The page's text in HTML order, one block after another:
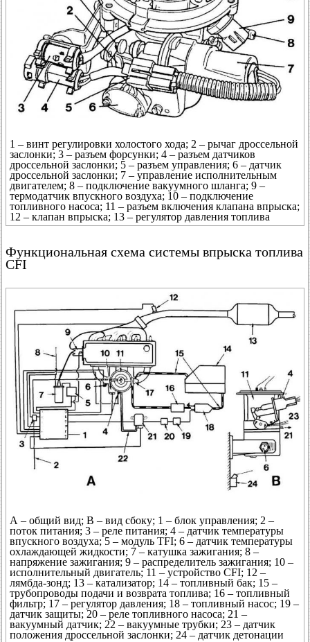
1 – винт регулировки холостого хода; 2 – рычаг дроссельной
заслонки; 3 – разъем форсунки; 4 – разъем датчиков
дроссельной заслонки; 5 – разъем управления; 6 – датчик
дроссельной заслонки; 7 – управление исполнительным
двигателем; 8 – подключение вакуумного шланга; 9 –
термодатчик впускного воздуха; 10 – подключение
топливного насоса; 11 – разъем включения клапана впрыска;
12 – клапан впрыска; 13 – регулятор давления топлива
Функциональная схема системы впрыска топлива
CFI
А – общий вид; В – вид сбоку; 1 – блок управления; 2 –
поток питания; 3 – реле питания; 4 – датчик температуры
впускного воздуха; 5 – модуль TFI; 6 – датчик температуры
охлаждающей жидкости; 7 – катушка зажигания; 8 –
напряжение зажигания; 9 – распределитель зажигания; 10 –
исполнительный двигатель; 11 – устройство CFI; 12 –
лямбда-зонд; 13 – катализатор; 14 – топливный бак; 15 –
трубопроводы подачи и возврата топлива; 16 – топливный
фильтр; 17 – регулятор давления; 18 – топливный насос; 19 –
датчик защиты; 20 – реле топливного насоса; 21 –
вакуумный датчик; 22 – вакуумные трубки; 23 – датчик
положения дроссельной заслонки; 24 – датчик детонации